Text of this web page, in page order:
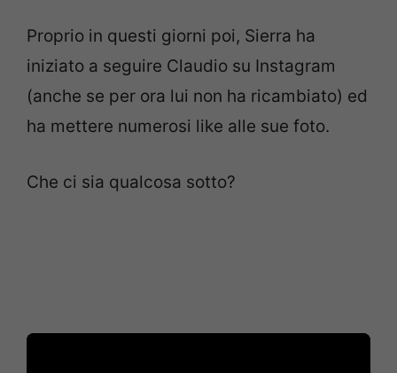
Proprio in questi giorni poi, Sierra ha
iniziato a seguire Claudio su Instagram
(anche se per ora lui non ha ricambiato) ed
ha mettere numerosi like alle sue foto.
Che ci sia qualcosa sotto?